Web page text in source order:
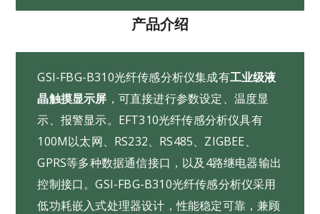
产品介绍
GSI-FBG-B310光纤传感分析仪集成有工业级液
晶触摸显示屏 ，可直接进行参数设定、温度显
示、报警显示。EFT310光纤传感分析仪具有
100M以太网、RS232、RS485、ZIGBEE、
GPRS等多种数据通信接口，以及4路继电器输出
控制接口。GSI-FBG-B310光纤传感分析仪采用
低功耗嵌入式处理器设计，性能稳定可靠，兼顾